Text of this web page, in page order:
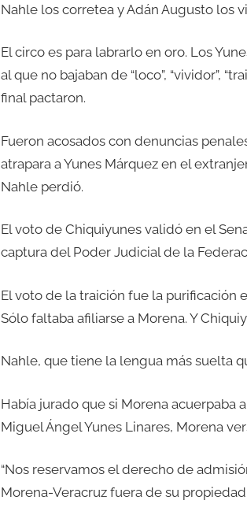
Nahle los corretea y Adán Augusto los
El circo es para labrarlo en oro. Los
al que no bajaban de “loco”, “vividor”,
final pactaron.
Fueron acosados con denuncias
atrapara a Yunes Márquez en el
Nahle perdió.
El voto de Chiquiyunes validó en el
captura del Poder Judicial de la
El voto de la traición fue la purificación
Sólo faltaba afiliarse a Morena. Y
Nahle, que tiene la lengua más suelta
Había jurado que si Morena acuerpaba
Miguel Ángel Yunes Linares, Morena
“Nos reservamos el derecho de
Morena-Veracruz fuera de su propiedad.